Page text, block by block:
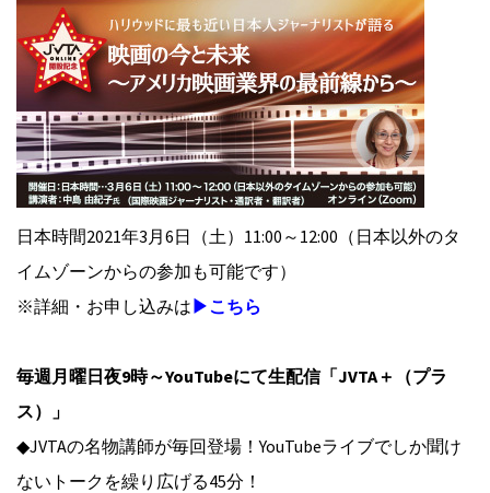
日本時間2021年3月6日（土）11:00～12:00（日本以外のタ
イムゾーンからの参加も可能です）
※詳細・お申し込みは ▶こちら
毎週月曜日夜9時～YouTubeにて生配信「JVTA＋（プラ
ス）」
◆JVTAの名物講師が毎回登場！YouTubeライブでしか聞け
ないトークを繰り広げる45分！